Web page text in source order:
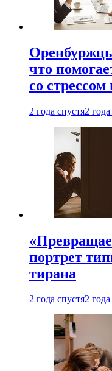
что
со стрессом
2 года спустя2
портрет
тирана
2 года спустя2